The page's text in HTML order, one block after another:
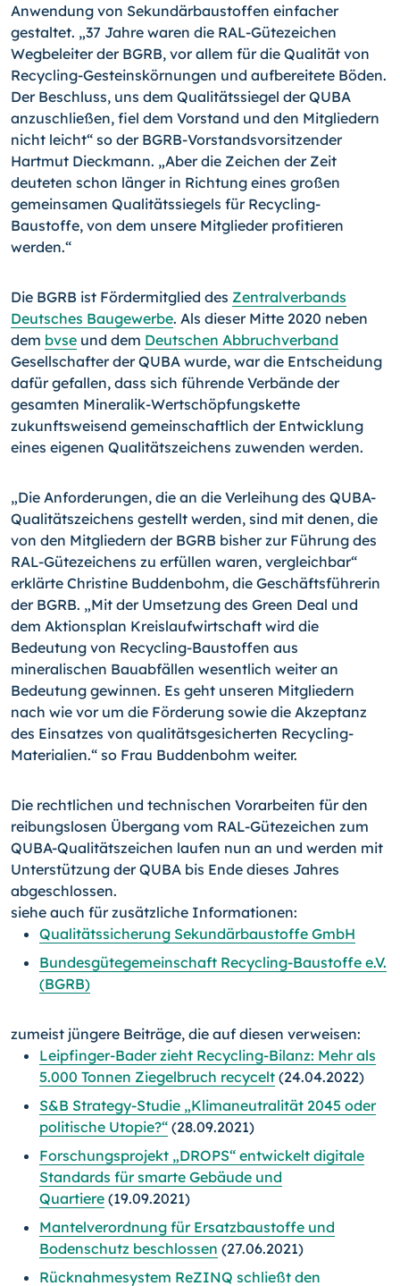
Anwendung von Sekundärbaustoffen einfacher
gestaltet. „37 Jahre waren die RAL-Güte­zei­chen
Wegbeleiter der BGRB, vor allem für die Qualität von
Recycling-Gesteinskörnungen und aufbereitete Böden.
Der Beschluss, uns dem Qualitätssiegel der QUBA
anzuschließen, fiel dem Vorstand und den Mitgliedern
nicht leicht“ so der BGRB-Vorstandsvorsitzender
Hartmut Dieckmann. „Aber die Zeichen der Zeit
deuteten schon länger in Richtung eines großen
gemeinsamen Qualitätssiegels für Recycling-
Baustoffe, von dem unsere Mitglieder profitieren
werden.“
Die BGRB ist Fördermitglied des Zentralverbands
Deutsches Baugewerbe. Als dieser Mitte 2020 neben
dem bvse und dem Deutschen Abbruchverband
Gesellschafter der QUBA wurde, war die Entscheidung
dafür gefallen, dass sich führende Verbände der
gesamten Mineralik-Wertschöpfungskette
zukunftsweisend gemeinschaftlich der Entwicklung
eines eigenen Qualitätszeichens zuwenden werden.
„Die Anforderungen, die an die Verleihung des QUBA-
Qualitätszeichens gestellt werden, sind mit denen, die
von den Mitgliedern der BGRB bisher zur Führung des
RAL-Gütezeichens zu erfüllen waren, vergleichbar“
erklärte Christine Buddenbohm, die Geschäftsführerin
der BGRB. „Mit der Umsetzung des Green Deal und
dem Aktionsplan Kreislaufwirtschaft wird die
Bedeutung von Recycling-Baustoffen aus
mineralischen Bauabfällen wesentlich weiter an
Bedeutung gewinnen. Es geht unseren Mitgliedern
nach wie vor um die Förderung sowie die Akzeptanz
des Einsatzes von qualitätsgesicherten Recycling-
Materialien.“ so Frau Buddenbohm weiter.
Die rechtlichen und technischen Vorarbeiten für den
reibungslosen Übergang vom RAL-Gütezeichen zum
QUBA-Qualitätszeichen laufen nun an und werden mit
Unterstützung der QUBA bis Ende dieses Jahres
abgeschlossen.
siehe auch für zusätzliche Informationen:
Qualitätssicherung Sekundärbaustoffe GmbH
Bundesgütegemeinschaft Recycling-Baustoffe e.V.
(BGRB)
zumeist jüngere Beiträge, die auf diesen verweisen:
Leipfinger-Bader zieht Recycling-Bilanz: Mehr als
5.000 Tonnen Ziegelbruch recycelt (24.04.2022)
S&B Strategy-Studie „Klimaneutralität 2045 oder
politische Utopie?“ (28.09.2021)
Forschungsprojekt „DROPS“ entwickelt digitale
Standards für smarte Gebäude und
Quartiere (19.09.2021)
Mantelverordnung für Ersatzbaustoffe und
Bodenschutz beschlossen (27.06.2021)
Rücknahmesystem ReZINQ schließt den